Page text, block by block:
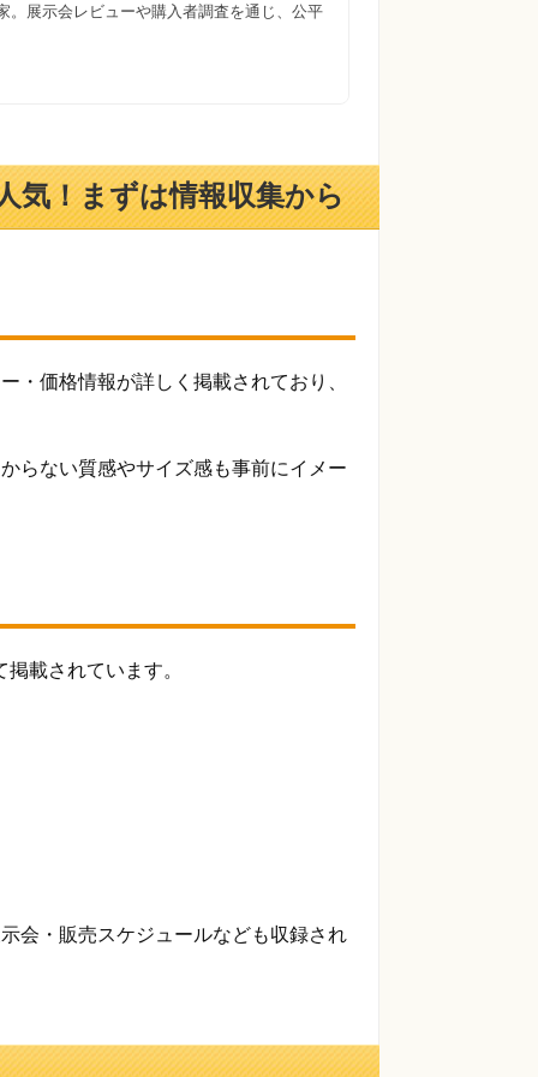
展示会レビューや購入者調査を通じ、公平
気！まずは情報収集から
・価格情報が詳しく掲載されており、
らない質感やサイズ感も事前にイメー
載されています。
会・販売スケジュールなども収録され